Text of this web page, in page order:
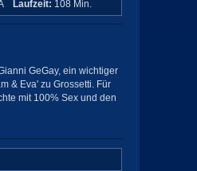
Laufzeit: 108 Min.
GeGay, ein wichtiger
& Eva' zu Grossetti. Für
mit 100% Sex und den